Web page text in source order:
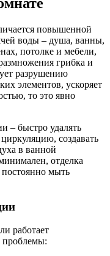
повышенной
воды – душа, ванны,
потолке и мебели,
грибка и
разрушению
элементов, ускоряет
то это явно
– быстро удалять
создавать
в ванной
отделка
мыть
работает
проблемы: